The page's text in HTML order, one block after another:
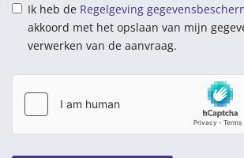
Ik heb de Regelgeving
akkoord met het opslaan van mijn
verwerken van de aanvraag.